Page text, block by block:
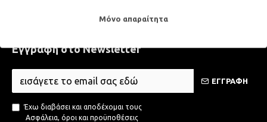
Εγγραφή στο Newsletter
ΕΓΓΡΑΦΗ
Έχω διαβάσει και αποδέχομαι τους
Ασφάλεια, όροι και προϋποθέσεις
Μόνο απαραίτητα